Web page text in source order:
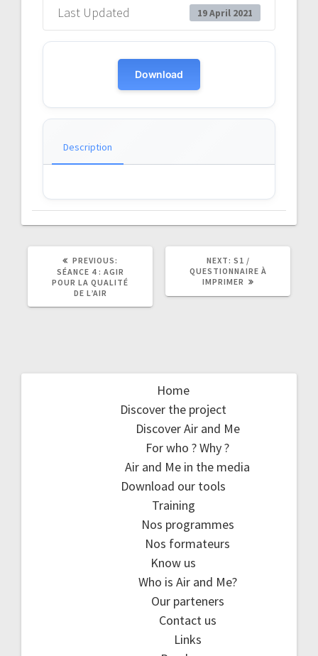
Last Updated 19 April 2021
Download
Description
PREVIOUS:
POST:
SÉANCE 4 : AGIR
POUR LA QUALITÉ
DE L’AIR
NEXT: NEXT
POST:
S1 /
QUESTIONNAIRE À
IMPRIMER
Home
Discover the project
Discover Air and Me
For who ? Why ?
Air and Me in the media
Download our tools
Training
Nos programmes
Nos formateurs
Know us
Who is Air and Me?
Our parteners
Contact us
Links